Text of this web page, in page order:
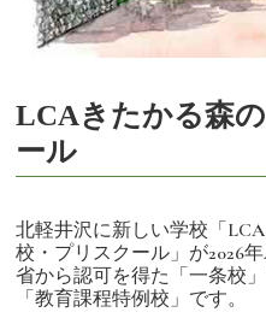
LCAきたかる森
ール
北軽井沢に新しい学校「
校・プリスクール」が2026
省から認可を得た「一条校
「教育課程特例校」です。